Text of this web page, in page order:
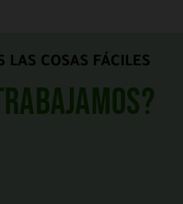
LAS COSAS FÁCILES